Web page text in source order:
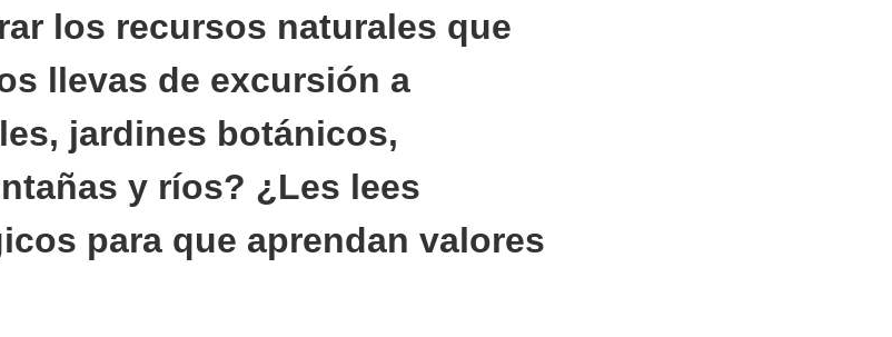
los recursos naturales que
llevas de excursión a
jardines botánicos,
y ríos? ¿Les lees
para que aprendan valores